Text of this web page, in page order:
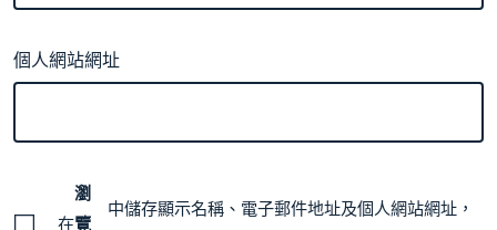
個人網站網址
在
瀏
覽
中儲存顯示名稱、電子郵件地址及個人網站網址，